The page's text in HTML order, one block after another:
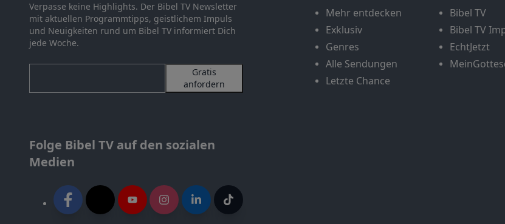
Verpasse keine Highlights. Der Bibel TV Newsletter
mit aktuellen Programmtipps, geistlichem Impuls
und Neuigkeiten rund um Bibel TV informiert Dich
jede Woche.
Gratis
anfordern
Folge Bibel TV auf den sozialen
Medien
Mehr entdecken
Exklusiv
Genres
Alle Sendungen
Letzte Chance
Bibel TV
Bibel TV
EchtJetzt